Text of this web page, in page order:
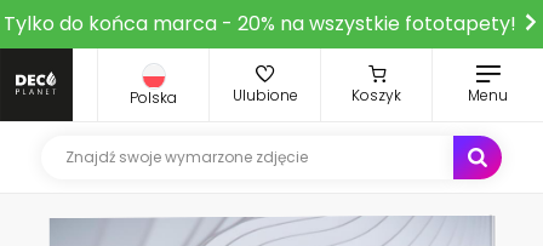
Tylko do końca marca - 20% na wszystkie fototapety!
Polska Ulubione Koszyk Menu